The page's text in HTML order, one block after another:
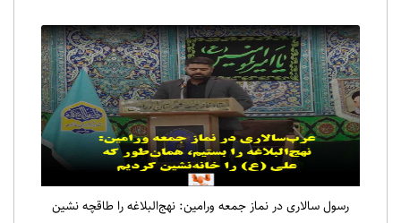
رسول سالاری در نماز جمعه ورامین: نهج‌البلاغه را طاقچه نشین